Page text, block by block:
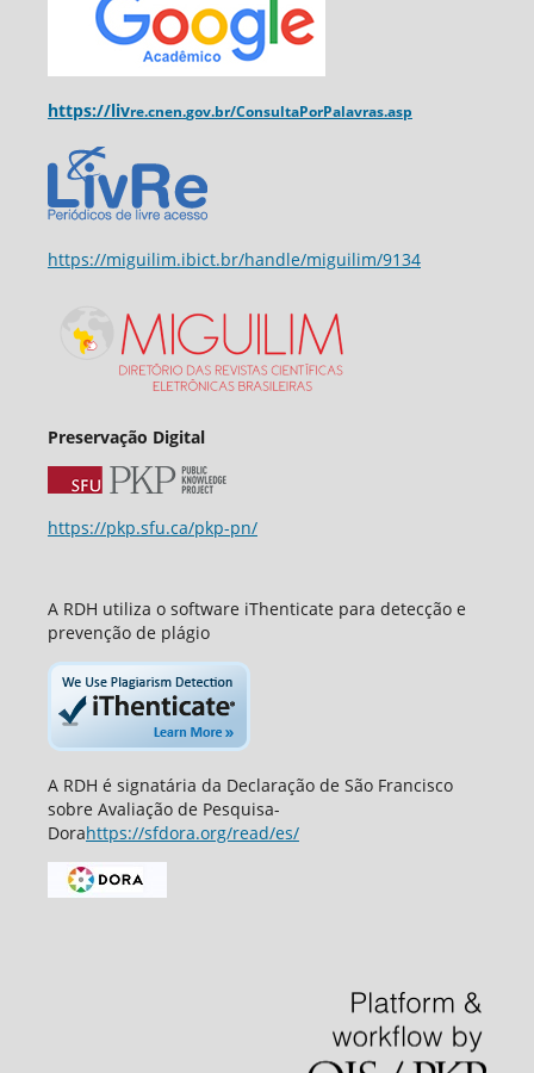
https://livre.cnen.gov.br/ConsultaPorPalavras.asp
https://miguilim.ibict.br/handle/miguilim/9134
Preservação Digital
https://pkp.sfu.ca/pkp-pn/
A RDH utiliza o software iThenticate para detecção e
prevenção de plágio
A RDH é signatária da Declaração de São Francisco
sobre Avaliação de Pesquisa-
Dorahttps://sfdora.org/read/es/